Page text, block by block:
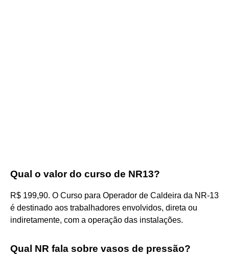
Qual o valor do curso de NR13?
R$ 199,90. O Curso para Operador de Caldeira da NR-13
é destinado aos trabalhadores envolvidos, direta ou
indiretamente, com a operação das instalações.
Qual NR fala sobre vasos de pressão?